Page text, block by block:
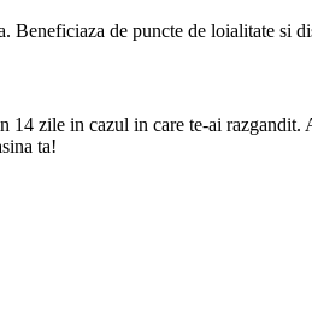
de puncte de loialitate si
zile in cazul in care te-ai
ta!